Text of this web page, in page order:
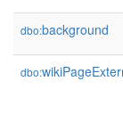
dbo:background
dbo: